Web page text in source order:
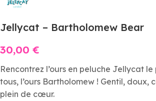
Jellycat – Bartholomew Bear
30,00 €
Rencontrez l’ours en peluche Jellycat
tous, l’ours Bartholomew ! Gentil, doux,
plein de cœur.